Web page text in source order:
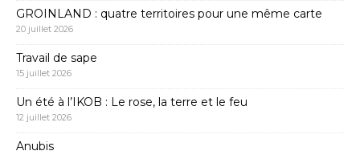
GROINLAND : quatre territoires pour une même carte
20 juillet 2026
Travail de sape
15 juillet 2026
Un été à l’IKOB : Le rose, la terre et le feu
12 juillet 2026
Anubis